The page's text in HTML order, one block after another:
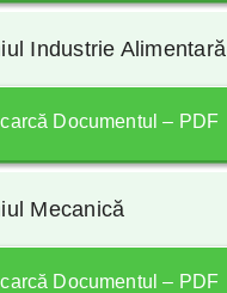
Industrie Alimentară
Documentul – PDF
Mecanică
Documentul – PDF